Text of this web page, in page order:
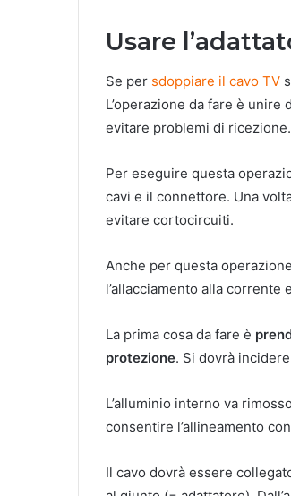
Usare
Se per sdoppiare il cavo TV
L’operazione da fare è
evitare problemi di ricezione.
Per eseguire questa
cavi e il connettore. Una
evitare cortocircuiti.
Anche per questa
l’allacciamento alla
La prima cosa da fare è
protezione. Si dovrà
L’alluminio interno va
consentire l’allineamento
Il cavo dovrà essere